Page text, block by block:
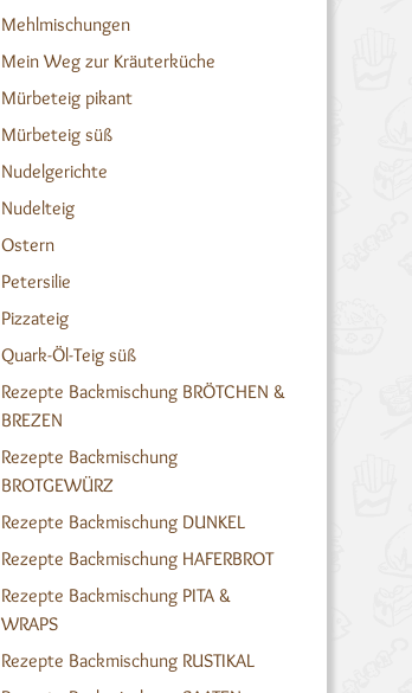
Mehlmischungen
Mein Weg zur Kräuterküche
Mürbeteig pikant
Mürbeteig süß
Nudelgerichte
Nudelteig
Ostern
Petersilie
Pizzateig
Quark-Öl-Teig süß
Rezepte Backmischung BRÖTCHEN &
BREZEN
Rezepte Backmischung
BROTGEWÜRZ
Rezepte Backmischung DUNKEL
Rezepte Backmischung HAFERBROT
Rezepte Backmischung PITA &
WRAPS
Rezepte Backmischung RUSTIKAL